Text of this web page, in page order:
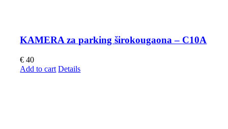
KAMERA za parking širokougaona – C10A
€ 40
Add to cart Details